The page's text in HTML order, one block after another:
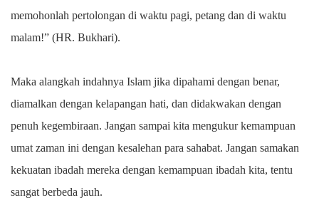
memohonlah pertolongan di waktu pagi, petang dan di waktu
malam!” (HR. Bukhari).
Maka alangkah indahnya Islam jika dipahami dengan benar,
diamalkan dengan kelapangan hati, dan didakwakan dengan
penuh kegembiraan. Jangan sampai kita mengukur kemampuan
umat zaman ini dengan kesalehan para sahabat. Jangan samakan
kekuatan ibadah mereka dengan kemampuan ibadah kita, tentu
sangat berbeda jauh.